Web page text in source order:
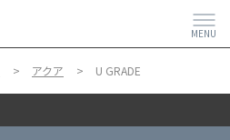
MENU
アクア U GRADE